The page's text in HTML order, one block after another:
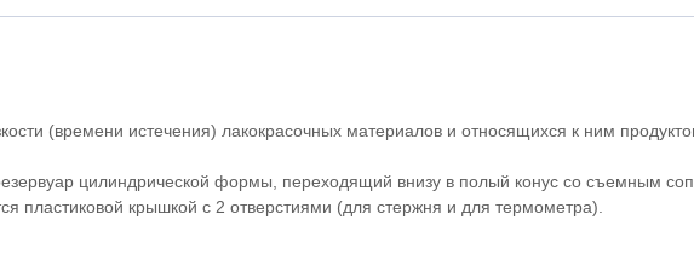
(времени истечения) лакокрасочных материалов и относящихся к ним
цилиндрической формы, переходящий внизу в полый конус со съемным
пластиковой крышкой с 2 отверстиями (для стержня и для термометра).